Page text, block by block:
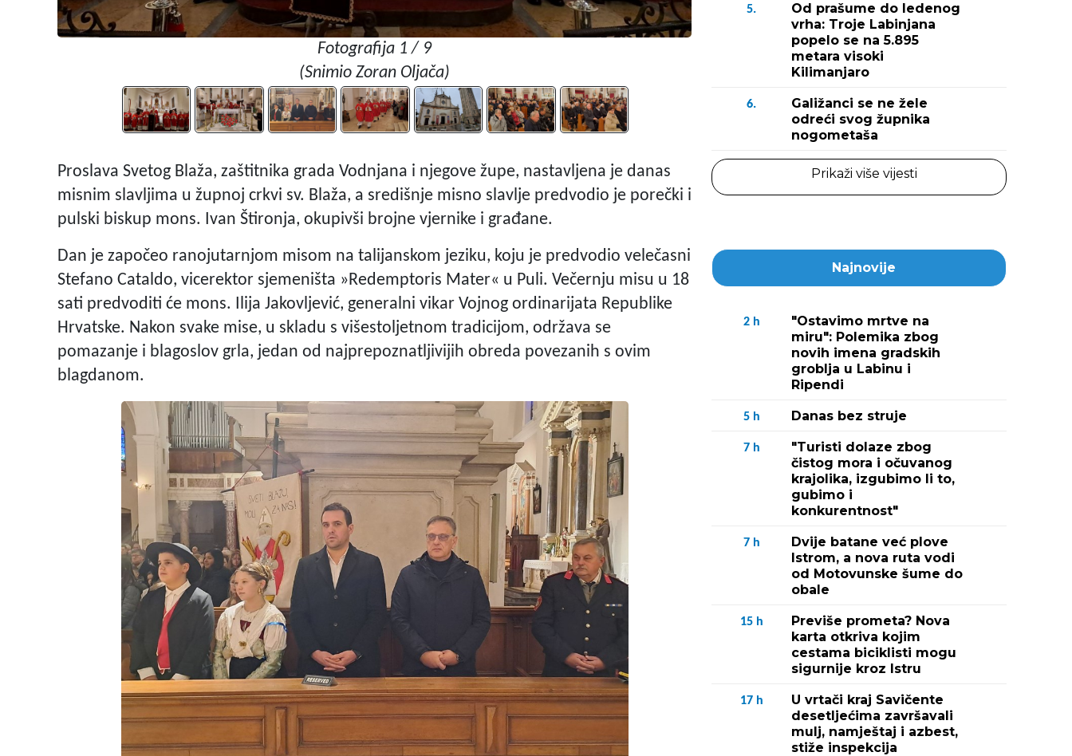
Fotografija 1 / 9
(Snimio Zoran Oljača)
Proslava Svetog Blaža, zaštitnika grada Vodnjana i njegove župe, nastavljena je danas
misnim slavljima u župnoj crkvi sv. Blaža, a središnje misno slavlje predvodio je porečki i
pulski biskup mons. Ivan Štironja, okupivši brojne vjernike i građane.
Dan je započeo ranojutarnjom misom na talijanskom jeziku, koju je predvodio velečasni
Stefano Cataldo, vicerektor sjemeništa »Redemptoris Mater« u Puli. Večernju misu u 18
sati predvoditi će mons. Ilija Jakovljević, generalni vikar Vojnog ordinarijata Republike
Hrvatske. Nakon svake mise, u skladu s višestoljetnom tradicijom, održava se
pomazanje i blagoslov grla, jedan od najprepoznatljivijih obreda povezanih s ovim
blagdanom.
5.
Od prašume do ledenog
vrha: Troje Labinjana
popelo se na 5.895
metara visoki
Kilimanjaro
6.
Galižanci se ne žele
odreći svog župnika
nogometaša
Prikaži više vijesti
Najnovije
2 h
"Ostavimo mrtve na
miru": Polemika zbog
novih imena gradskih
groblja u Labinu i
Ripendi
5 h Danas bez struje
7 h
"Turisti dolaze zbog
čistog mora i očuvanog
krajolika, izgubimo li to,
gubimo i
konkurentnost"
7 h
Dvije batane već plove
Istrom, a nova ruta vodi
od Motovunske šume do
obale
15 h
Previše prometa? Nova
karta otkriva kojim
cestama biciklisti mogu
sigurnije kroz Istru
17 h
U vrtači kraj Savičente
desetljećima završavali
mulj, namještaj i azbest,
stiže inspekcija